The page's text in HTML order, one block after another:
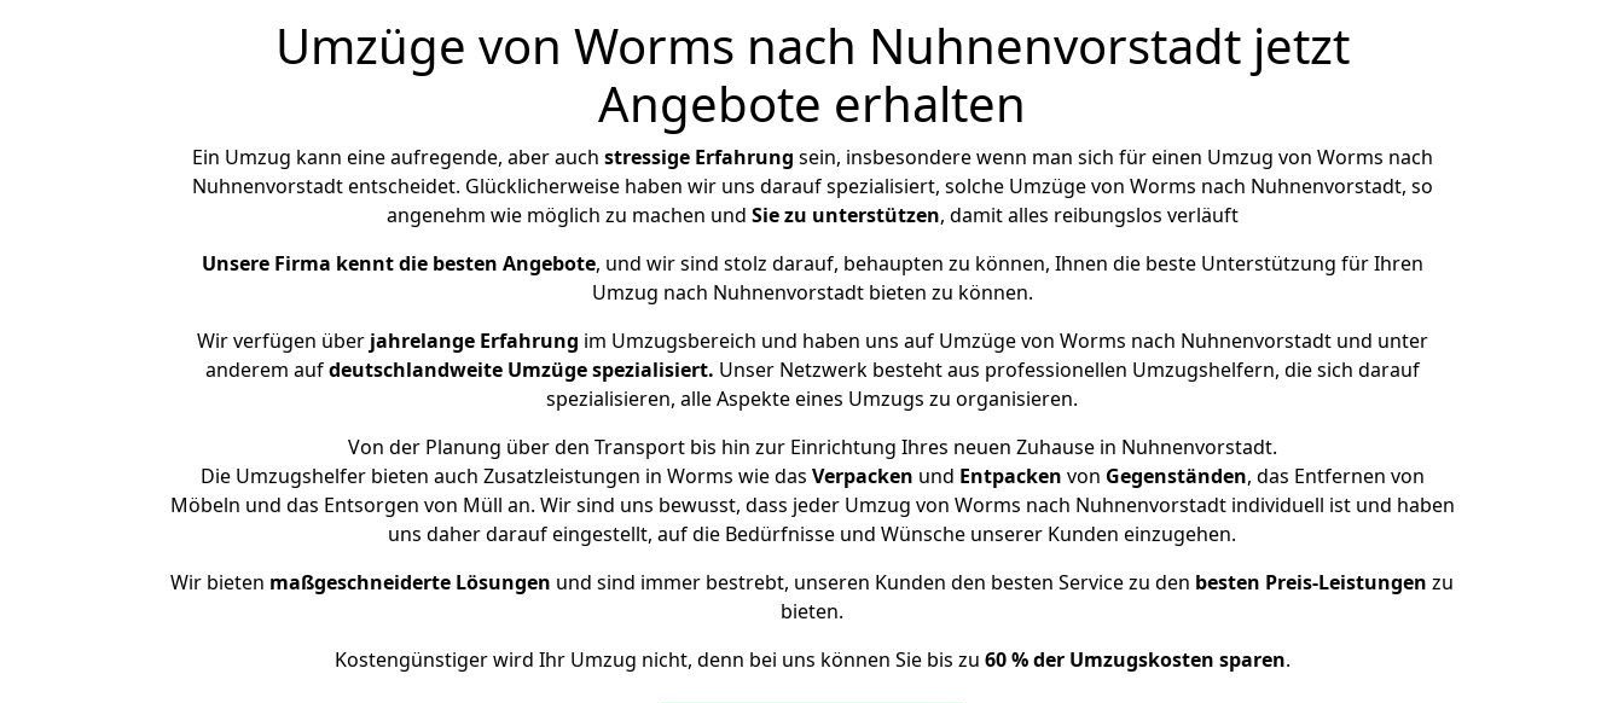
Umzüge von Worms nach Nuhnenvorstadt jetzt
Angebote erhalten
Ein Umzug kann eine aufregende, aber auch stressige Erfahrung sein, insbesondere wenn man sich für einen Umzug von Worms nach
Nuhnenvorstadt entscheidet. Glücklicherweise haben wir uns darauf spezialisiert, solche Umzüge von Worms nach Nuhnenvorstadt, so
angenehm wie möglich zu machen und Sie zu unterstützen, damit alles reibungslos verläuft
Unsere Firma kennt die besten Angebote, und wir sind stolz darauf, behaupten zu können, Ihnen die beste Unterstützung für Ihren
Umzug nach Nuhnenvorstadt bieten zu können.
Wir verfügen überjahrelange Erfahrung im Umzugsbereich und haben uns auf Umzüge von Worms nach Nuhnenvorstadt und unter
anderem aufdeutschlandweite Umzüge spezialisiert. Unser Netzwerk besteht aus professionellen Umzugshelfern, die sich darauf
spezialisieren, alle Aspekte eines Umzugs zu organisieren.
Von der Planung über den Transport bis hin zur Einrichtung Ihres neuen Zuhause in Nuhnenvorstadt.
Die Umzugshelfer bieten auch Zusatzleistungen in Worms wie das Verpacken und Entpacken von Gegenständen, das Entfernen von
Möbeln und das Entsorgen von Müll an. Wir sind uns bewusst, dass jeder Umzug von Worms nach Nuhnenvorstadt individuell ist und haben
uns daher darauf eingestellt, auf die Bedürfnisse und Wünsche unserer Kunden einzugehen.
Wir bieten maßgeschneiderte Lösungen und sind immer bestrebt, unseren Kunden den besten Service zu den besten Preis-Leistungen zu
bieten.
Kostengünstiger wird Ihr Umzug nicht, denn bei uns können Sie bis zu 60 % der Umzugskosten sparen.